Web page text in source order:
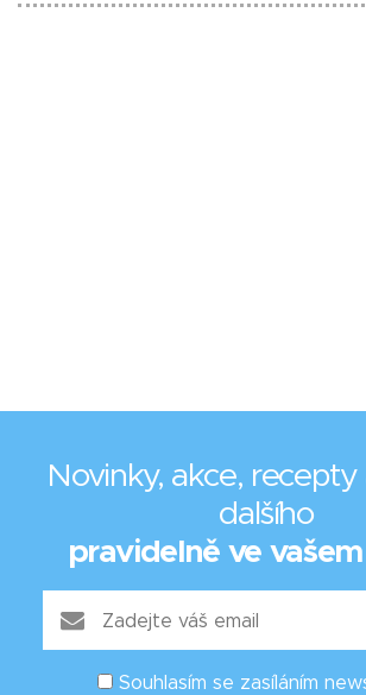
Novinky, akce,
dalšího
pravidelně ve
Souhlasím se zasíláním